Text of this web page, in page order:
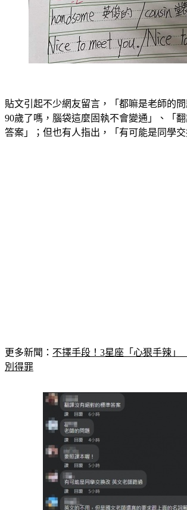
貼文引起不少網友留言，「都嘛是老師的
90歲了嗎，腦袋這麼固執不會變通」、「
答案」；但也有人指出，「有可能是同學交
更多新聞： 不擇手段！3星座「心狠手辣」
別得罪